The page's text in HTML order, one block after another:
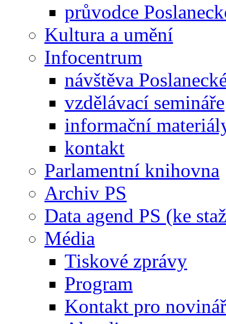
průvodce
Kultura a umění
Infocentrum
návštěva
vzdělávací semináře
informační
kontakt
Parlamentní knihovna
Archiv PS
Data agend PS (ke
Média
Tiskové zprávy
Program
Kontakt pro